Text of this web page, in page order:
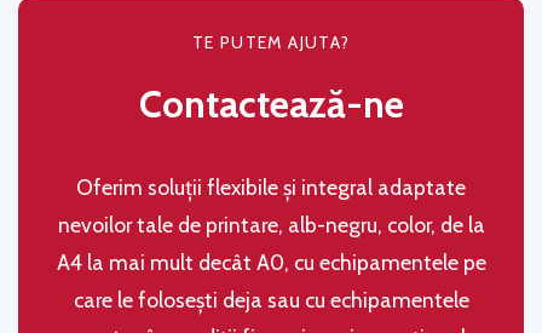
TE PUTEM AJUTA?
Contactează-ne
Oferim soluţii flexibile şi integral adaptate
nevoilor tale de printare, alb-negru, color, de la
A4 la mai mult decât A0, cu echipamentele pe
care le folosești deja sau cu echipamentele